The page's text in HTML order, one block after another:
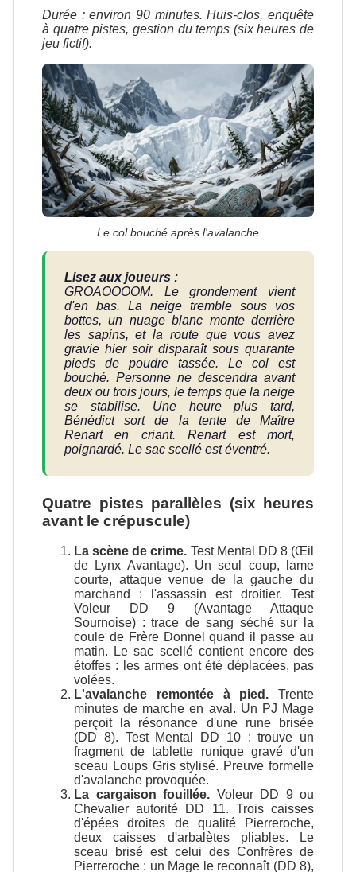
Durée : environ 90 minutes. Huis-clos, enquête
à quatre pistes, gestion du temps (six heures de
jeu fictif).
Le col bouché après l'avalanche
Lisez aux joueurs :
GROAOOOOM. Le grondement vient
d'en bas. La neige tremble sous vos
bottes, un nuage blanc monte derrière
les sapins, et la route que vous avez
gravie hier soir disparaît sous quarante
pieds de poudre tassée. Le col est
bouché. Personne ne descendra avant
deux ou trois jours, le temps que la neige
se stabilise. Une heure plus tard,
Bénédict sort de la tente de Maître
Renart en criant. Renart est mort,
poignardé. Le sac scellé est éventré.
Quatre pistes parallèles (six heures
avant le crépuscule)
La scène de crime. Test Mental DD 8 (Œil
de Lynx Avantage). Un seul coup, lame
courte, attaque venue de la gauche du
marchand : l'assassin est droitier. Test
Voleur DD 9 (Avantage Attaque
Sournoise) : trace de sang séché sur la
coule de Frère Donnel quand il passe au
matin. Le sac scellé contient encore des
étoffes : les armes ont été déplacées, pas
volées.
L'avalanche remontée à pied. Trente
minutes de marche en aval. Un PJ Mage
perçoit la résonance d'une rune brisée
(DD 8). Test Mental DD 10 : trouve un
fragment de tablette runique gravé d'un
sceau Loups Gris stylisé. Preuve formelle
d'avalanche provoquée.
La cargaison fouillée. Voleur DD 9 ou
Chevalier autorité DD 11. Trois caisses
d'épées droites de qualité Pierreroche,
deux caisses d'arbalètes pliables. Le
sceau brisé est celui des Confrères de
Pierreroche : un Mage le reconnaît (DD 8),